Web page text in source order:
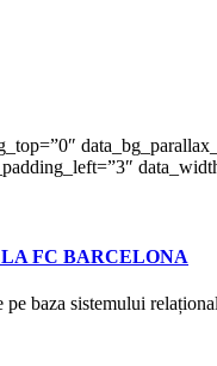
FC BARCELONA
pe baza sistemului